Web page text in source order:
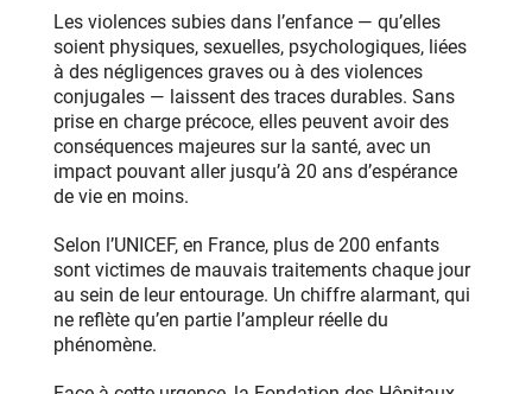
Les violences subies dans l’enfance — qu’elles
soient physiques, sexuelles, psychologiques, liées
à des négligences graves ou à des violences
conjugales — laissent des traces durables. Sans
prise en charge précoce, elles peuvent avoir des
conséquences majeures sur la santé, avec un
impact pouvant aller jusqu’à 20 ans d’espérance
de vie en moins.
Selon l’UNICEF, en France, plus de 200 enfants
sont victimes de mauvais traitements chaque jour
au sein de leur entourage. Un chiffre alarmant, qui
ne reflète qu’en partie l’ampleur réelle du
phénomène.